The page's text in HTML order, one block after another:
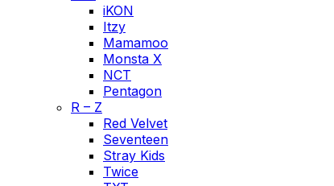
iKON
Itzy
Mamamoo
Monsta X
NCT
Pentagon
R – Z
Red Velvet
Seventeen
Stray Kids
Twice